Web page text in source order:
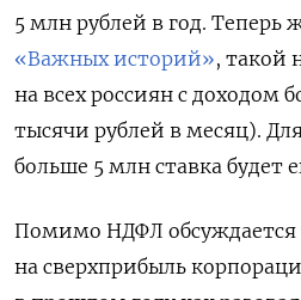
5 млн рублей в год. Теперь
«Важных историй», такой
на всех россиян с доходом
тысячи рублей в месяц).
больше 5 млн ставка
Помимо НДФЛ обсуждается
на сверхприбыль